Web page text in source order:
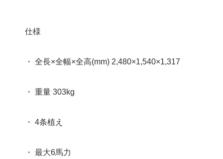
仕様
・ 全長×全幅×全高(mm) 2,480×1,540×1,317
・ 重量 303kg
・ 4条植え
・ 最大6馬力